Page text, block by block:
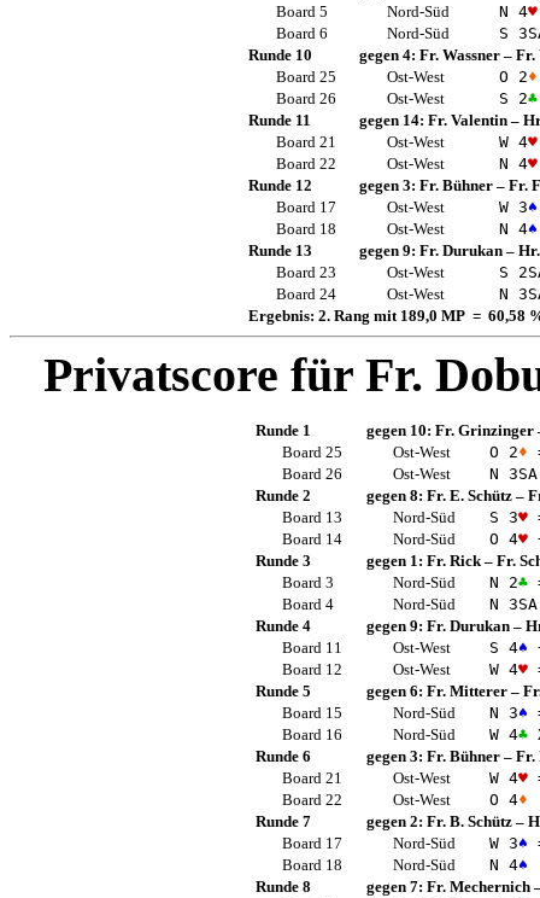
Board 5
Nord-Süd N 4♥
Board 6
Nord-Süd S 3
Runde 10
gegen 4: Fr. Wassner – Fr.
Board 25
Ost-West O 2♦
Board 26
Ost-West S 2♣
Runde 11
gegen 14: Fr. Valentin –
Board 21
Ost-West W 4♥
Board 22
Ost-West N 4♥
Runde 12
gegen 3: Fr. Bühner – Fr.
Board 17
Ost-West W 3♠
Board 18
Ost-West N 4♠
Runde 13
gegen 9: Fr. Durukan –
Board 23
Ost-West S 2
Board 24
Ost-West N 3
Ergebnis: 2. Rang mit 189,0 MP = 60,58
Privatscore für Fr.
Runde 1 gegen 10: Fr. Grinzinger
Board 25
Ost-West O 2♦
Board 26
Ost-West N 3SA
Runde 2
gegen 8: Fr. E. Schütz–
Board 13
Nord-Süd S 3♥
Board 14
Nord-Süd O 4♥
Runde 3
gegen 1: Fr. Rick– Fr.
Board 3
Nord-Süd N 2♣
Board 4
Nord-Süd N 3SA
Runde 4
gegen 9: Fr. Durukan–
Board 11
Ost-West S 4♠
Board 12
Ost-West W 4♥
Runde 5
gegen 6: Fr. Mitterer–
Board 15
Nord-Süd N 3♠
Board 16
Nord-Süd W 4♣
Runde 6
gegen 3: Fr. Bühner– Fr.
Board 21
Ost-West W 4♥
Board 22
Ost-West O 4♦
Runde 7
gegen 2: Fr. B. Schütz–
Board 17
Nord-Süd W 3♠
Board 18
Nord-Süd N 4♠
Runde 8
gegen 7: Fr. Mechernich